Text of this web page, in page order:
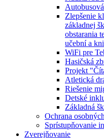
Zlepšenie
základnej
obstarania
učební a
WiFi pre
Hasičská
Projekt
Atletická
Riešenie
Detské
Základná
Ochrana
Sprístupňovanie
Zverejňovanie